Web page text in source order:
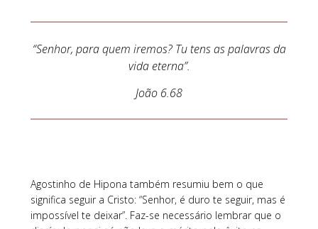
“Senhor, para quem iremos? Tu tens as palavras da
vida eterna”.
João 6.68
Agostinho de Hipona também resumiu bem o que
significa seguir a Cristo: “Senhor, é duro te seguir, mas é
impossível te deixar”. Faz-se necessário lembrar que o